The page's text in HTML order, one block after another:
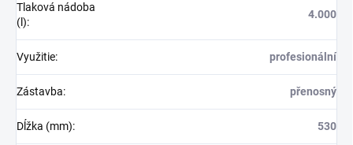
Tlaková nádoba
(l):
4.000
Využitie: profesionální
Zástavba: přenosný
Dĺžka (mm): 530